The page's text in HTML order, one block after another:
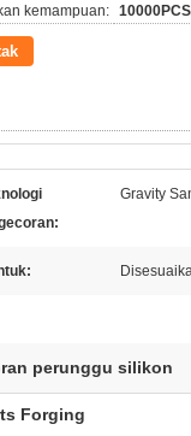
kemampuan:
Gravity
perunggu silikon
Forging